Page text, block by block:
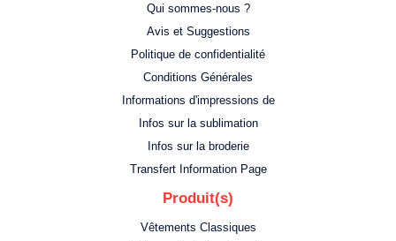
Qui sommes-nous ?
Avis et Suggestions
Politique de confidentialité
Conditions Générales
Informations d'impressions de
Infos sur la sublimation
Infos sur la broderie
Transfert Information Page
Produit(s)
Vêtements Classiques